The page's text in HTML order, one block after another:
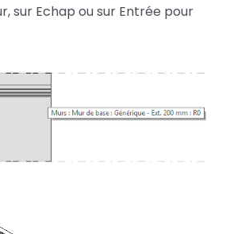
sur Echap ou sur Entrée pour